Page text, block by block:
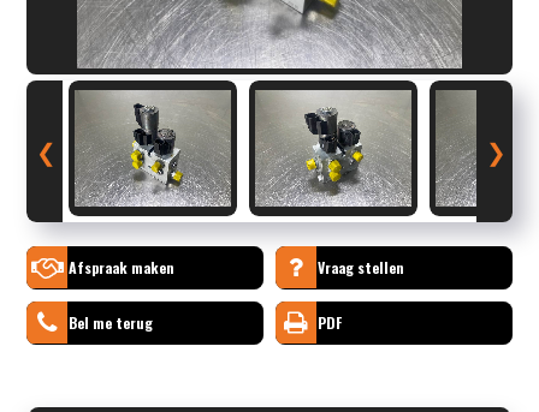
❮ ❯
Afspraak maken Vraag stellen
Bel me terug PDF